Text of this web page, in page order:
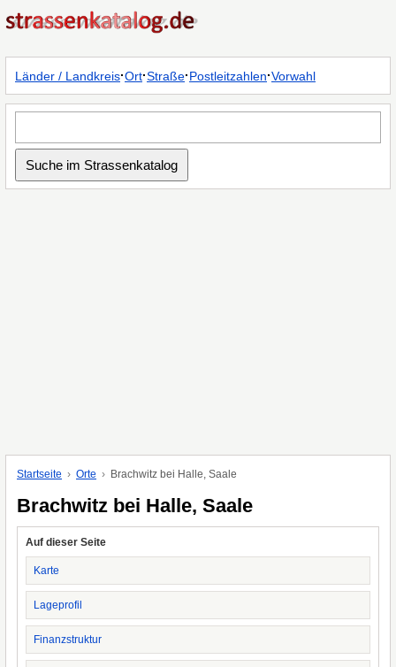
Länder / Landkreis·Ort·Straße·Postleitzahlen·Vorwahl
Startseite Orte Brachwitz bei Halle, Saale
Brachwitz bei Halle, Saale
Auf dieser Seite
Karte
Lageprofil
Finanzstruktur